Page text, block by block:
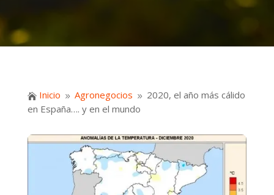
 Inicio 9 Agronegocios 9 2020, el año más cálido
en España…. y en el mundo